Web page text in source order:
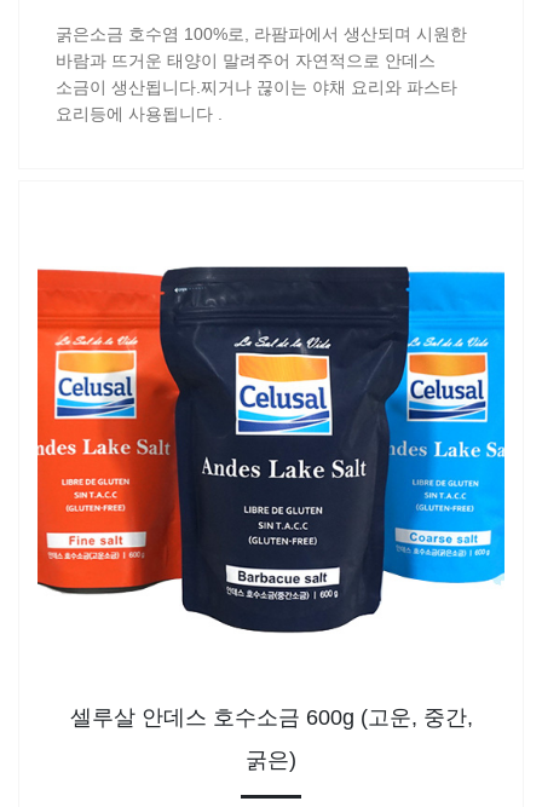
굵은소금 호수염 100%로, 라팜파에서 생산되며 시원한
바람과 뜨거운 태양이 말려주어 자연적으로 안데스
소금이 생산됩니다.찌거나 끊이는 야채 요리와 파스타
요리등에 사용됩니다 .
셀루살 안데스 호수소금 600g (고운, 중간,
굵은)